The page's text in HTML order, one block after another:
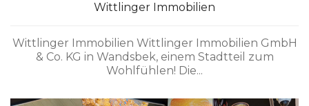
Wittlinger Immobilien
Wittlinger Immobilien Wittlinger Immobilien GmbH
& Co. KG in Wandsbek, einem Stadtteil zum
Wohlfühlen! Die...